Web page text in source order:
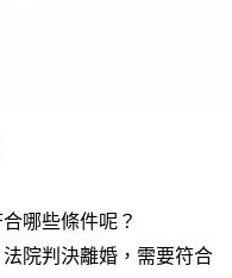
哪些條件呢？
法院判決離婚，需要符合